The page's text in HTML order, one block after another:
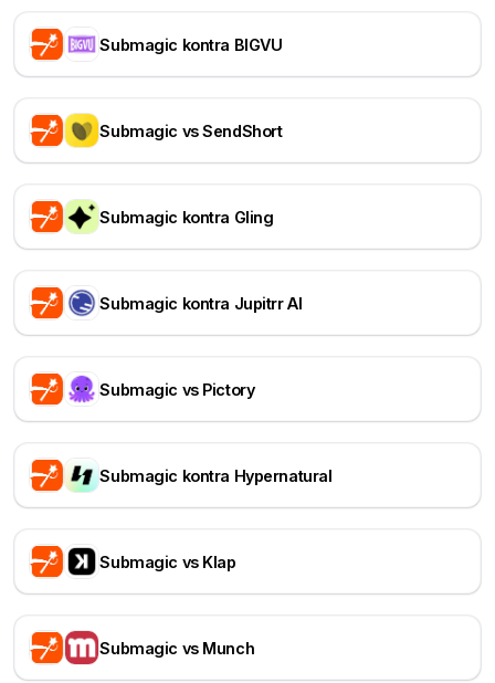
Submagic kontra BIGVU
Submagic vs SendShort
Submagic kontra Gling
Submagic kontra Jupitrr AI
Submagic vs Pictory
Submagic kontra Hypernatural
Submagic vs Klap
Submagic vs Munch